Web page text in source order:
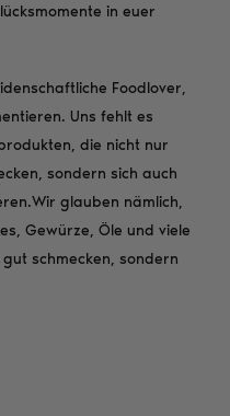
in euer
Foodlover,
Uns fehlt es
die nicht nur
sondern sich auch
glauben nämlich,
Gewürze, Öle und viele
schmecken, sondern